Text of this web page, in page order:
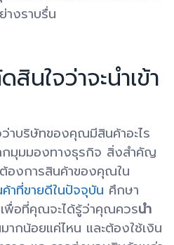
งราบรื่น
นใจว่าจะนำเข้า
บริษัทของคุณมีสินค้าอะไร
กมุมมองทางธุรกิจ สิ่งสำคัญ
องการสินค้าของคุณใน
าที่ขายดีในปัจจุบัน ศึกษา
พื่อที่คุณจะได้รู้ว่าคุณควรนำ
ากน้อยแค่ไหน และต้องใช้เงิน